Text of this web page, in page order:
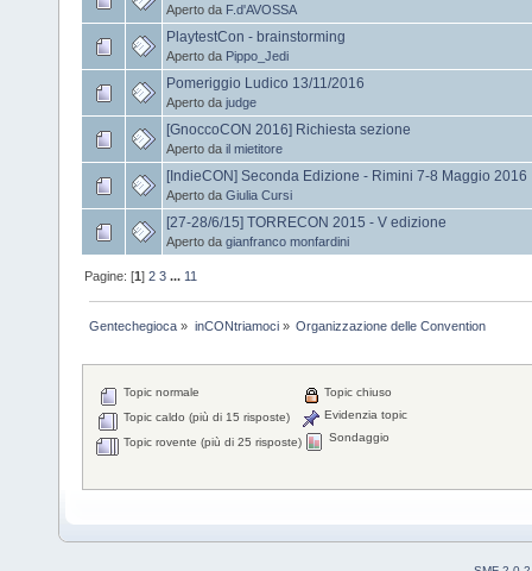
Aperto da F.d'AVOSSA
PlaytestCon - brainstorming
Aperto da Pippo_Jedi
Pomeriggio Ludico 13/11/2016
Aperto da judge
[GnoccoCON 2016] Richiesta sezione
Aperto da il mietitore
[IndieCON] Seconda Edizione - Rimini 7-8 Maggio 2016
Aperto da Giulia Cursi
[27-28/6/15] TORRECON 2015 - V edizione
Aperto da gianfranco monfardini
Pagine: [1]2 3 ... 11
Gentechegioca » inCONtriamoci» Organizzazione delle Convention
Topic normale
Topic caldo (più di 15 risposte)
Topic rovente (più di 25 risposte)
Topic chiuso
Evidenzia topic
Sondaggio